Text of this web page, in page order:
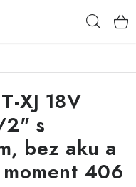
XJ 18V
2" s
bez aku a
406